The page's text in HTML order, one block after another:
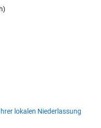
lokalen Niederlassung